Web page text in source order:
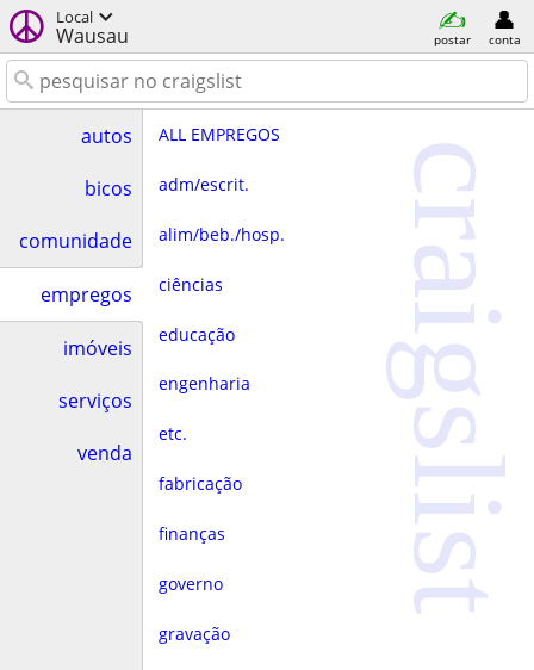
Local
Wausau postar conta
autos
bicos
comunidade
empregos
imóveis
serviços
venda
ALL EMPREGOS
adm/escrit.
alim/beb./hosp.
ciências
educação
engenharia
etc.
fabricação
finanças
governo
gravação
craigslist